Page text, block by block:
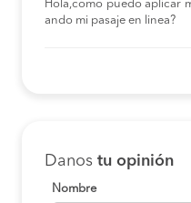
Hola,como puedo aplicar
ando mi pasaje en linea?
Danos tu opinión
Nombre